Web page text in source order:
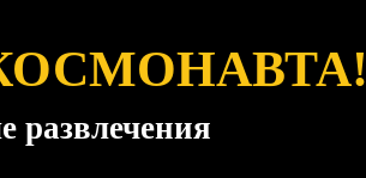
развлечения